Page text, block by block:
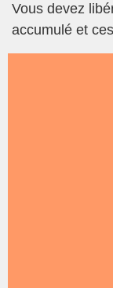
Vous devez
accumulé et